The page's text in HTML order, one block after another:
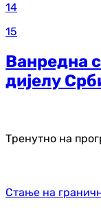
14
15
Ванредна
дијелу
Тренутно на
Стање на